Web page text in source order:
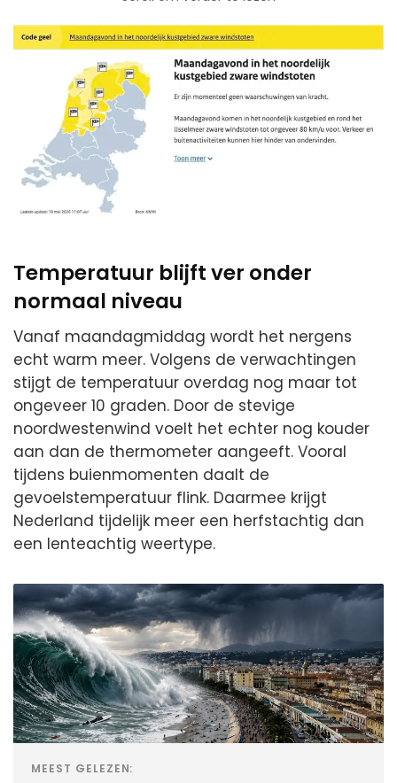
Temperatuur blijft ver onder
normaal niveau
Vanaf maandagmiddag wordt het nergens
echt warm meer. Volgens de verwachtingen
stijgt de temperatuur overdag nog maar tot
ongeveer 10 graden. Door de stevige
noordwestenwind voelt het echter nog kouder
aan dan de thermometer aangeeft. Vooral
tijdens buienmomenten daalt de
gevoelstemperatuur flink. Daarmee krijgt
Nederland tijdelijk meer een herfstachtig dan
een lenteachtig weertype.
MEEST GELEZEN: